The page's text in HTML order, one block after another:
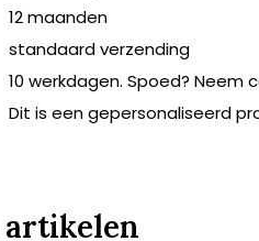
12 maanden
standaard verzending
10 werkdagen. Spoed?
Dit is een gepersonaliseerd
artikelen